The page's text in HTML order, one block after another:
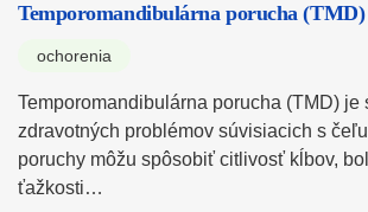
Temporomandibulárna porucha (TMD)
ochorenia
Temporomandibulárna porucha (TMD) je
zdravotných problémov súvisiacich s
poruchy môžu spôsobiť citlivosť kĺbov,
ťažkosti…